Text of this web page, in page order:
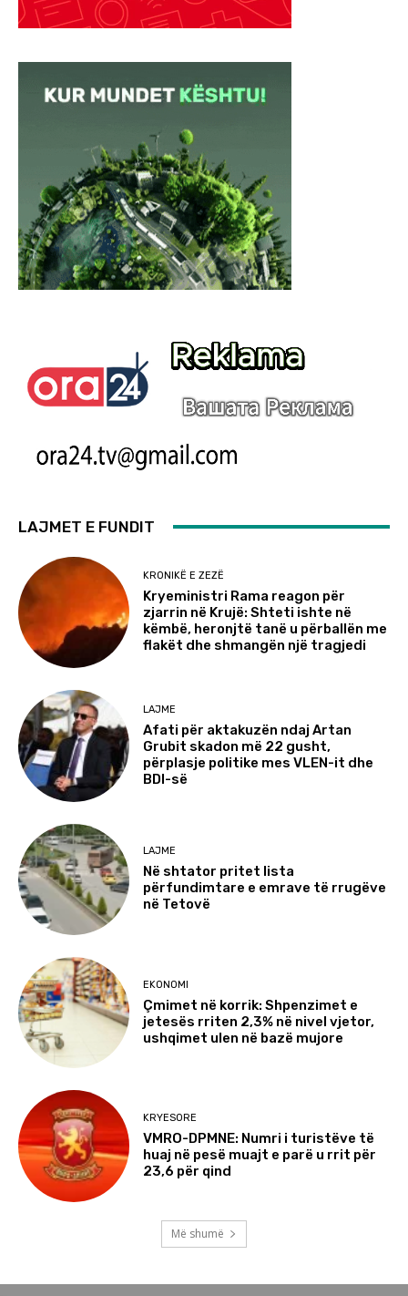
LAJMET E FUNDIT
KRONIKË E ZEZË
Kryeministri Rama reagon për
zjarrin në Krujë: Shteti ishte në
këmbë, heronjtë tanë u përballën me
flakët dhe shmangën një tragjedi
LAJME
Afati për aktakuzën ndaj Artan
Grubit skadon më 22 gusht,
përplasje politike mes VLEN-it dhe
BDI-së
LAJME
Në shtator pritet lista
përfundimtare e emrave të rrugëve
në Tetovë
EKONOMI
Çmimet në korrik: Shpenzimet e
jetesës rriten 2,3% në nivel vjetor,
ushqimet ulen në bazë mujore
KRYESORE
VMRO-DPMNE: Numri i turistëve të
huaj në pesë muajt e parë u rrit për
23,6 për qind
Më shumë